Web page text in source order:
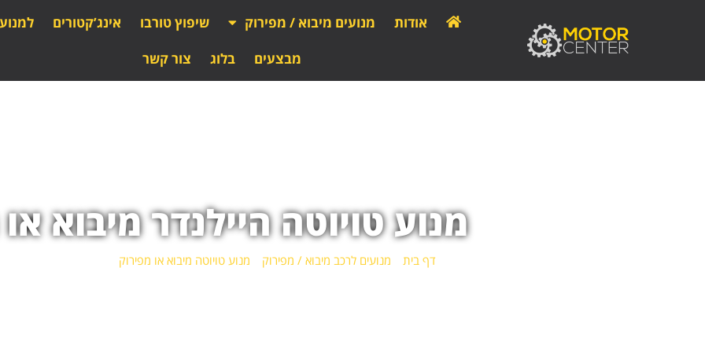
אודות מנועים מיבוא / מפירוק שיפוץ טורבו אינג’קטורים למנוע
מבצעים בלוג צור קשר
מנוע טויוטה היילנדר מיבוא
דף בית מנועים לרכב מיבוא / מפירוק מנוע טויוטה מיבוא או מפירוק